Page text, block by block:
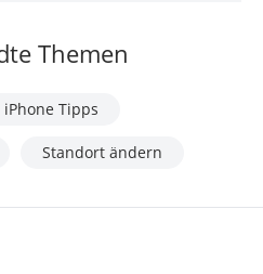
Themen
iPhone Tipps
Standort ändern